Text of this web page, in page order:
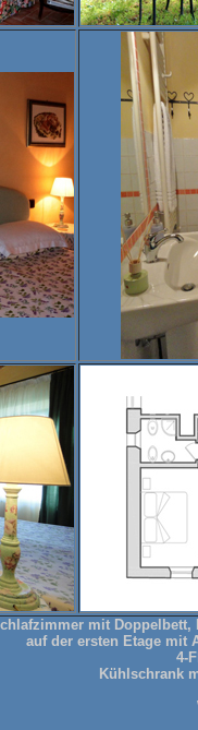
mit
auf der ersten Etage mit
4-
Kühlschrank